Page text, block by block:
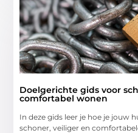
Doelgerichte gids voor
comfortabel wonen
In deze gids leer je hoe je jouw
schoner, veiliger en